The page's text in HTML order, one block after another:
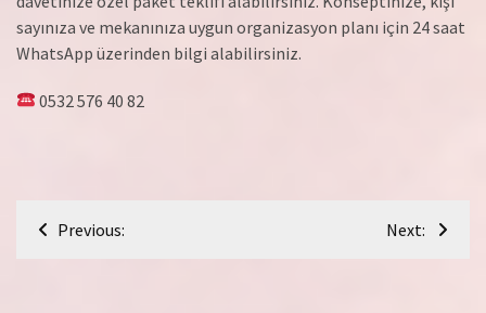
sayınıza ve mekanınıza uygun organizasyon planı için 24 saat
WhatsApp üzerinden bilgi alabilirsiniz.
0532 576 40 82
YazıPrevious: Next: